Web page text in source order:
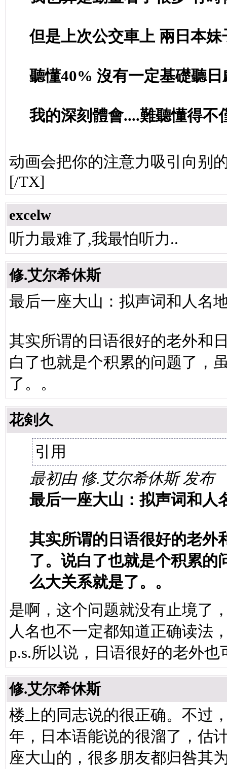
但是上次公交車上 兩日本
聽懂40% 沒有一定基礎聽
我的深刻體會....難聽懂得不
动画会把你的注意力吸引向别
[/TX]
excelw
听力最难了,我最怕听力..
修.艾尔希休斯
最后一座大山：拟声词和人名
其实所谓的日语很好的老外和
白了也就是个积累的问题了，
了。。
花剣久
引用
最初由 修.艾尔希休斯 发布
最后一座大山：拟声词和人
其实所谓的日语很好的老外
了。说白了也就是个积累的
么大关系就是了。。
是啊，这个问题就没有止境了
人名也不一定都知道正确读法
p.s.所以说，日语很好的老外也
修.艾尔希休斯
楼上的同志说的很正确。不过
年，日本语能说的很溜了，估
座大山的，很多朋友都归咎其